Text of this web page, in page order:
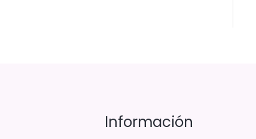
Información